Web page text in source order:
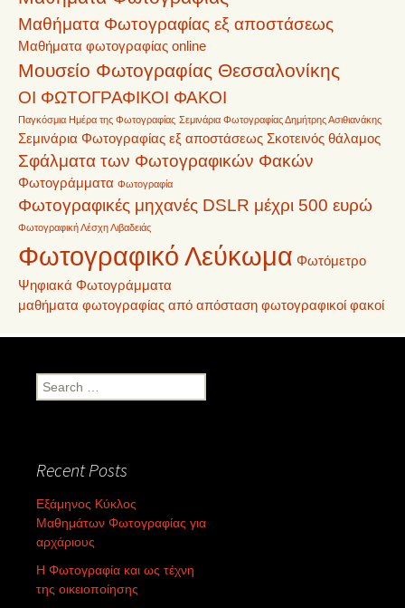
Μαθήματα Φωτογραφίας εξ αποστάσεως
Μαθήματα φωτογραφίας online
Μουσείο Φωτογραφίας Θεσσαλονίκης
ΟΙ ΦΩΤΟΓΡΑΦΙΚΟΙ ΦΑΚΟΙ
Παγκόσμια Ημέρα της Φωτογραφίας Σεμινάρια Φωτογραφίας Δημήτρης Ασιθιανάκης
Σεμινάρια Φωτογραφίας εξ αποστάσεως Σκοτεινός θάλαμος
Σφάλματα των Φωτογραφικών Φακών
Φωτογράμματα Φωτογραφία
Φωτογραφικές μηχανές DSLR μέχρι 500 ευρώ
Φωτογραφική Λέσχη Λιβαδειάς
Φωτογραφικό Λεύκωμα Φωτόμετρο
Ψηφιακά Φωτογράμματα
μαθήματα φωτογραφίας από απόσταση φωτογραφικοί φακοί
Search
for:
Recent Posts
Εξάμηνος Κύκλος
Μαθημάτων Φωτογραφίας για
αρχάριους
Η Φωτογραφία και ως τέχνη
της οικειοποίησης